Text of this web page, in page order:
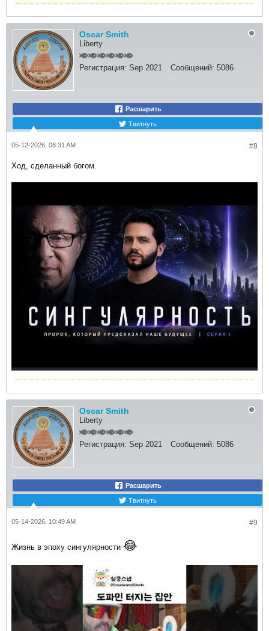
Oscar Smith
Liberty
Регистрация: Sep 2021 Сообщений: 5086
Расшарить
Твитнуть
#8
05-12-2026, 08:31 AM
Ход, сделанный богом.
Oscar Smith
Liberty
Регистрация: Sep 2021 Сообщений: 5086
Расшарить
Твитнуть
#9
05-14-2026, 10:49 AM
Жизнь в эпоху сингулярности 😂